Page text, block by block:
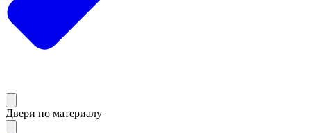
Двери по материалу